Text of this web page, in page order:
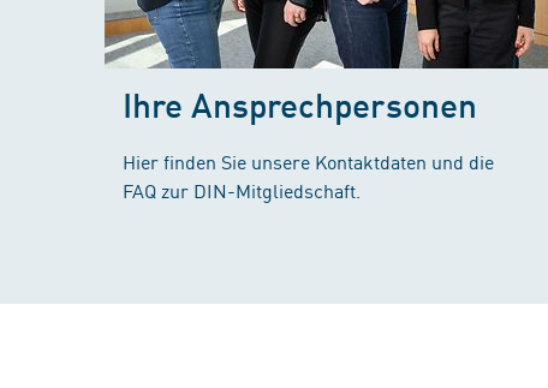
Ihre Ansprechpersonen
Hier finden Sie unsere Kontaktdaten und die
FAQ zur DIN-Mitgliedschaft.